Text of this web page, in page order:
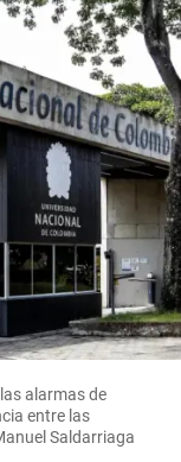
su
a
alarmas de
entre las
Saldarriaga